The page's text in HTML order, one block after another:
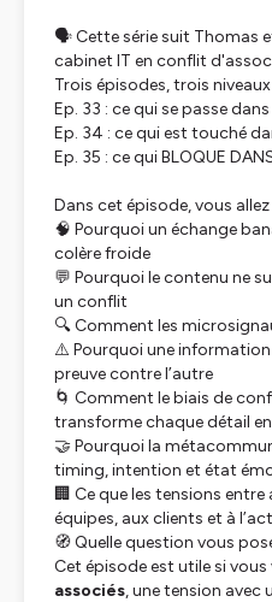
🗣️ Cette série suit Thomas
cabinet IT en conflit
Trois épisodes, trois
Ep. 33 : ce qui se passe
Ep. 34 : ce qui est touché
Ep. 35 : ce qui BLOQUE
Dans cet épisode, vous
🧠 Pourquoi un échange
colère froide
💬 Pourquoi le contenu ne
un conflit
🔍 Comment les
⚠️ Pourquoi une
preuve contre l’autre
🌀 Comment le biais de
transforme chaque détail
🤝 Pourquoi la
timing, intention et état
🏢 Ce que les tensions
équipes, aux clients et à
🧭 Quelle question vous
Cet épisode est utile si vous
associés, une tension avec